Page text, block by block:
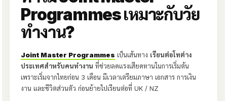
Programmes เหมาะกับวัย
ทำงาน?
Joint Master Programmes เป็นเส้นทาง เรียนต่อโทต่าง
ประเทศสำหรับคนทำงาน ที่ช่วยลดแรงเสียดทานในการเริ่มต้น
เพราะเริ่มจากไทยก่อน 3 เดือน มีเวลาเตรียมภาษา เอกสาร การเงิน
งาน และชีวิตส่วนตัว ก่อนย้ายไปเรียนต่อที่ UK / NZ